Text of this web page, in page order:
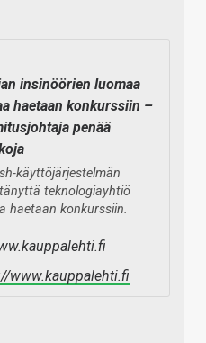
insinöörien luomaa
haetaan konkurssiin –
penää
käyttöjärjestelmän
teknologiayhtiö
haetaan konkurssiin.
www.kauppalehti.fi